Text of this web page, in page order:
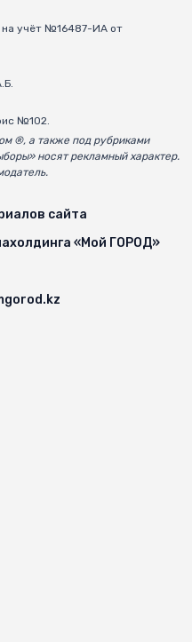
на учёт №16487-ИА от
№102.
®, а также под рубриками
носят рекламный характер.
сайта
«Мой ГОРОД»